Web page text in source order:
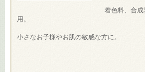
着色料、合
用。
小さなお子様やお肌の敏感な方に。